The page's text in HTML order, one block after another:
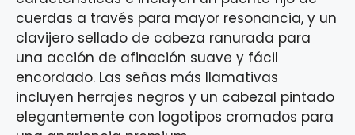
cuerdas a través para mayor resonancia, y un
clavijero sellado de cabeza ranurada para
una acción de afinación suave y fácil
encordado. Las señas más llamativas
incluyen herrajes negros y un cabezal pintado
elegantemente con logotipos cromados para